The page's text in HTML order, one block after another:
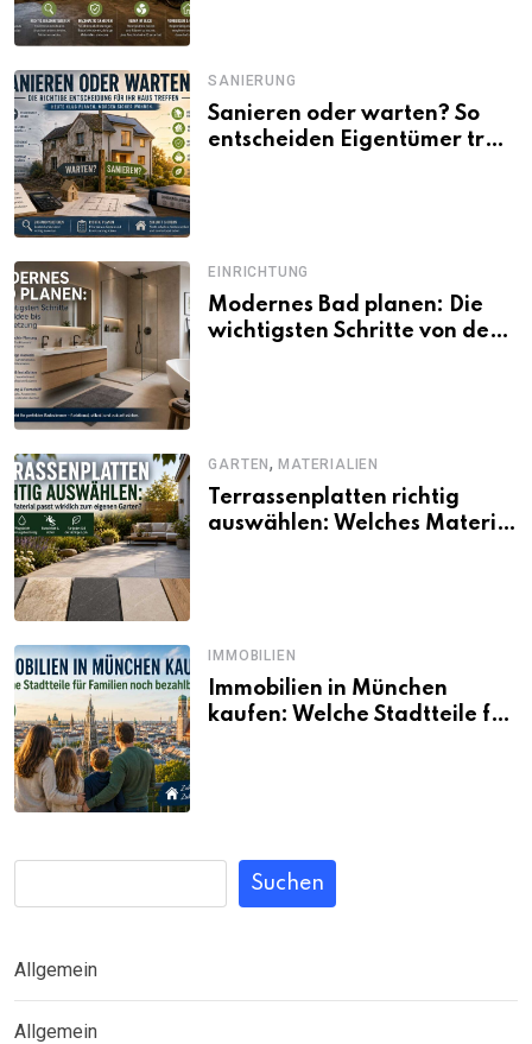
SANIERUNG
Sanieren oder warten? So
entscheiden Eigentümer trotz
EINRICHTUNG
Modernes Bad planen: Die
wichtigsten Schritte von der
GARTEN,MATERIALIEN
Terrassenplatten richtig
auswählen: Welches Material
IMMOBILIEN
Immobilien in München
kaufen: Welche Stadtteile für
Suchen
Allgemein
Allgemein